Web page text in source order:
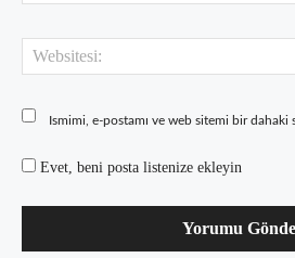
Ismimi, e-postamı ve web sitemi bir dahaki
Evet, beni posta listenize ekleyin